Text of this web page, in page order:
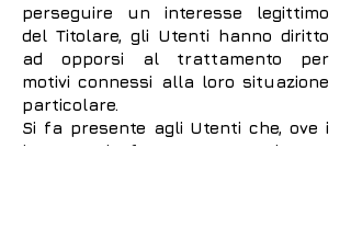
perseguire un interesse legittimo
del Titolare, gli Utenti hanno diritto
ad opporsi al trattamento per
motivi connessi alla loro situazione
particolare.
Si fa presente agli Utenti che, ove i
loro Dati fossero trattati con